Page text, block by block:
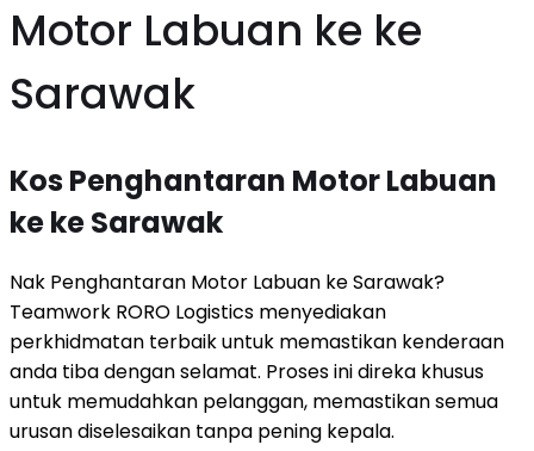
Motor Labuan ke ke
Sarawak
Kos Penghantaran Motor Labuan
ke ke Sarawak
Nak Penghantaran Motor Labuan ke Sarawak?
Teamwork RORO Logistics menyediakan
perkhidmatan terbaik untuk memastikan kenderaan
anda tiba dengan selamat. Proses ini direka khusus
untuk memudahkan pelanggan, memastikan semua
urusan diselesaikan tanpa pening kepala.